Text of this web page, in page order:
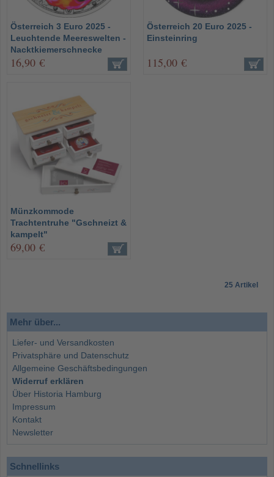
Österreich 3 Euro 2025 -
Leuchtende Meereswelten -
Nacktkiemerschnecke
16,90 €
Österreich 20 Euro 2025 -
Einsteinring
115,00 €
Münzkommode
Trachtentruhe "Gschneizt &
kampelt"
69,00 €
25 Artikel
Mehr über...
Liefer- und Versandkosten
Privatsphäre und Datenschutz
Allgemeine Geschäftsbedingungen
Widerruf erklären
Über Historia Hamburg
Impressum
Kontakt
Newsletter
Schnellinks